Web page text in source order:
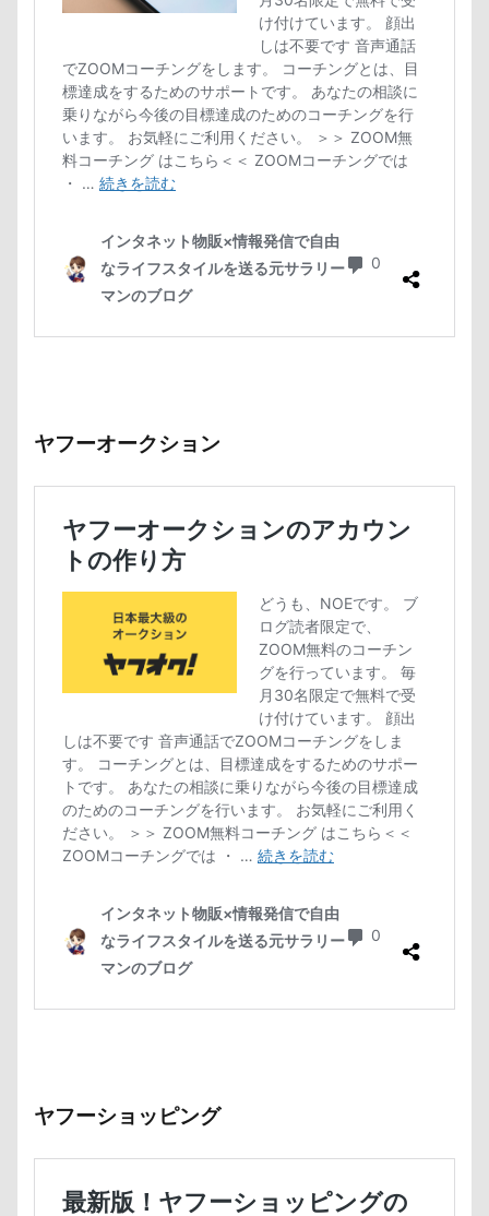
ヤフーオークション
ヤフーショッピング